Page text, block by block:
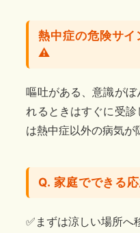
熱中症の危険サ
⚠️
嘔吐がある、意識が
れるときはすぐに受
は熱中症以外の病気が
Q. 家庭でできる
✅️まずは涼しい場所へ